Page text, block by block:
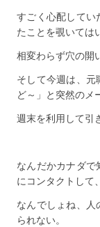
すごく心配してい
たことを覗いては
相変わらず穴の開
そして今週は、
ど～」と突然のメ
週末を利用して引
なんだかカナダ
にコンタクトして、
なんでしょね、
られない。